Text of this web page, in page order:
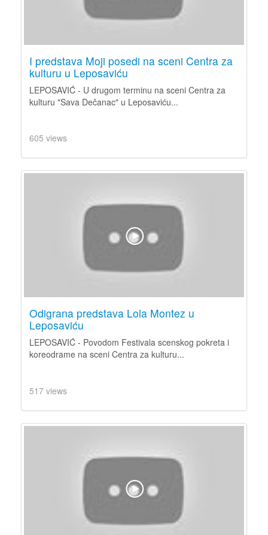
I predstava Moji posedi na sceni Centra za
kulturu u Leposaviću
LEPOSAVIĆ - U drugom terminu na sceni Centra za
kulturu "Sava Dečanac" u Leposaviću...
605 views
Odigrana predstava Lola Montez u
Leposaviću
LEPOSAVIĆ - Povodom Festivala scenskog pokreta i
koreodrame na sceni Centra za kulturu...
517 views